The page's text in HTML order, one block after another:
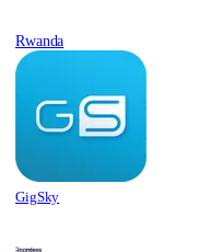
Rwanda
GigSky